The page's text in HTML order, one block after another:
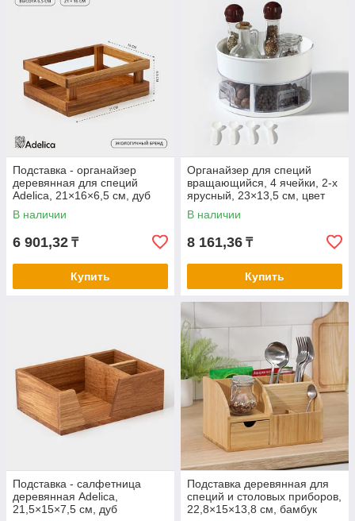
Подставка - органайзер
деревянная для специй
Adelica, 21×16×6,5 см, дуб
В наличии
6 901,32 ₸
Купить
Органайзер для специй
вращающийся, 4 ячейки, 2-х
ярусный, 23×13,5 см, цвет
белый
В наличии
8 161,36 ₸
Купить
Подставка - салфетница
деревянная Adelica,
21,5×15×7,5 см, дуб
Подставка деревянная для
специй и столовых приборов,
22,8×15×13,8 см, бамбук